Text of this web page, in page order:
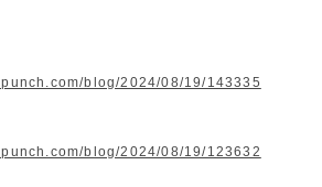
blog/2024/08/19/143335
blog/2024/08/19/123632